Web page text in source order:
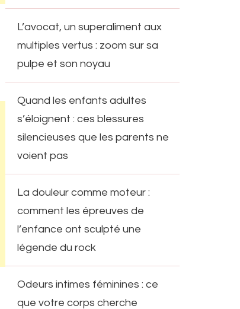
L’avocat, un superaliment aux
multiples vertus : zoom sur sa
pulpe et son noyau
Quand les enfants adultes
s’éloignent : ces blessures
silencieuses que les parents ne
voient pas
La douleur comme moteur :
comment les épreuves de
l’enfance ont sculpté une
légende du rock
Odeurs intimes féminines : ce
que votre corps cherche